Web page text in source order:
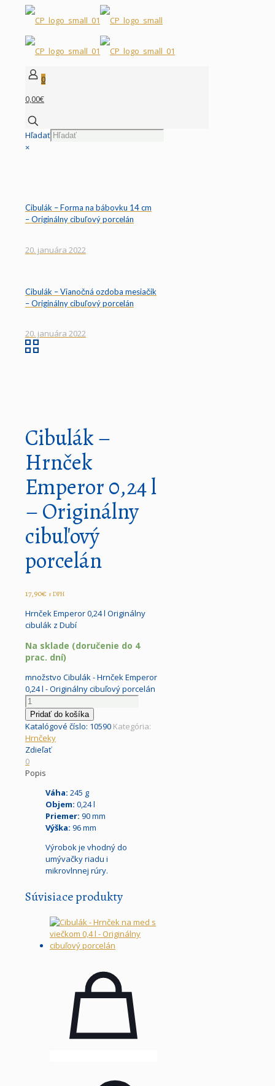
0
0,00€
Hľadať
×
Cibulák – Forma na bábovku 14 cm
– Originálny cibuľový porcelán
20. januára 2022
Cibulák – Vianočná ozdoba mesiačik
– Originálny cibuľový porcelán
20. januára 2022
Cibulák –
Hrnček
Emperor 0,24 l
– Originálny
cibuľový
porcelán
17,90€ s DPH
Hrnček Emperor 0,24 l Originálny
cibulák z Dubí
Na sklade (doručenie do 4
prac. dní)
množstvo Cibulák - Hrnček Emperor
0,24 l - Originálny cibuľový porcelán
Pridať do košíka
Katalógové číslo: 10590 Kategória:
Hrnčeky
Zdieľať
0
Popis
Váha: 245 g
Objem: 0,24 l
Priemer: 90 mm
Výška: 96 mm
Výrobok je vhodný do
umývačky riadu i
mikrovlnnej rúry.
Súvisiace produkty